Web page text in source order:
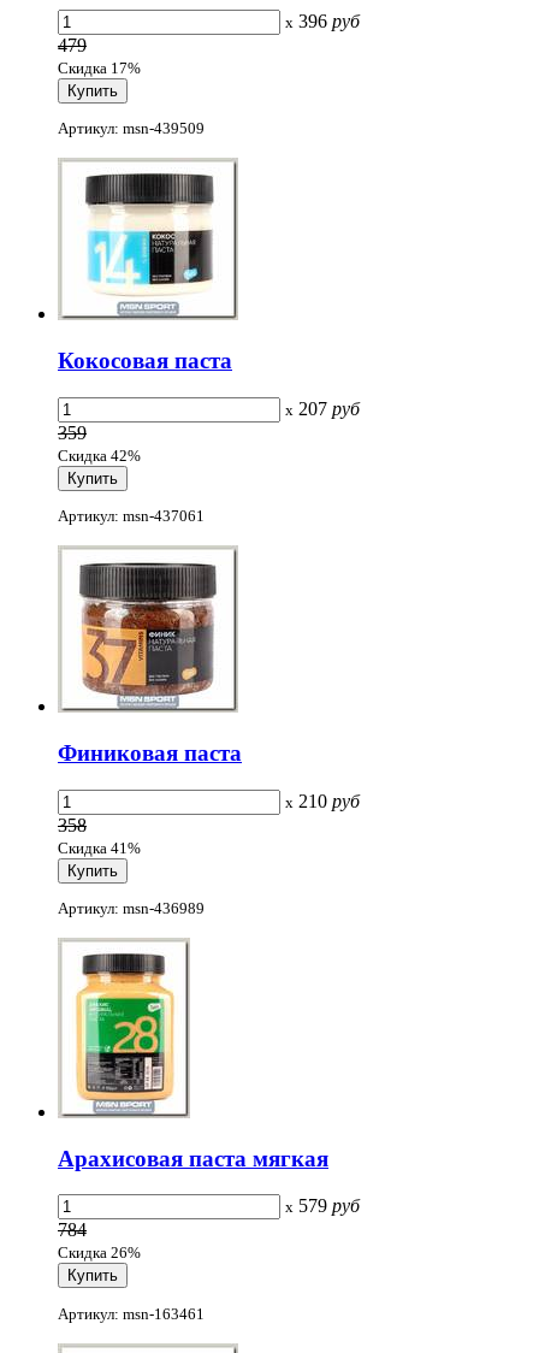
x 396 руб
479
Скидка 17%
Артикул: msn-439509
Кокосовая паста
x 207 руб
359
Скидка 42%
Артикул: msn-437061
Финиковая паста
x 210 руб
358
Скидка 41%
Артикул: msn-436989
Арахисовая паста мягкая
x 579 руб
784
Скидка 26%
Артикул: msn-163461